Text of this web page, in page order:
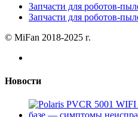
Запчасти для роботов-
Запчасти для роботов-
© MiFan 2018-2025 г.
Новости